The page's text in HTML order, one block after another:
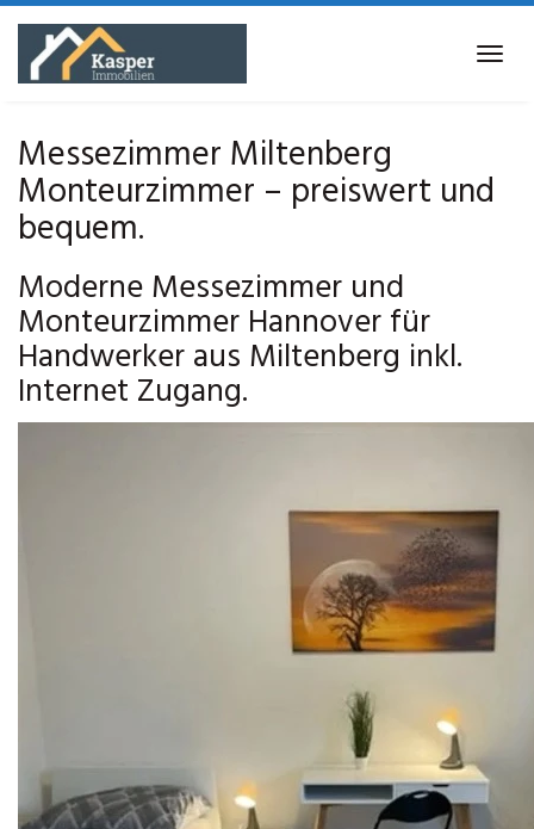
Skip
main
Messezimmer Miltenberg
Monteurzimmer – preiswert und
bequem.
Moderne Messezimmer und
Monteurzimmer Hannover für
Handwerker aus Miltenberg inkl.
Internet Zugang.